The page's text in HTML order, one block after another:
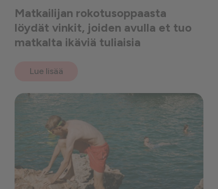
Matkailijan rokotusoppaasta
löydät vinkit, joiden avulla et tuo
matkalta ikäviä tuliaisia
Lue lisää